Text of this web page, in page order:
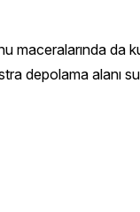
da
depolama alanı